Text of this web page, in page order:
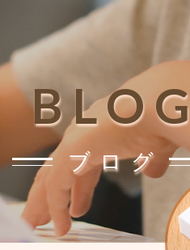
BLOG
ブログ